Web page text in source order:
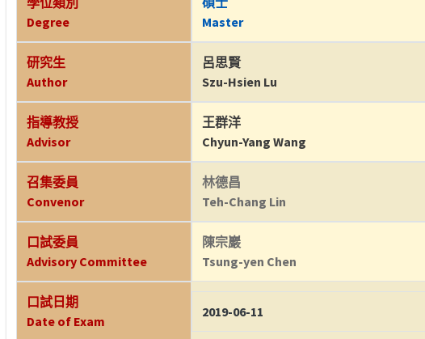
Degree
Master
研究生
Author
呂思賢
Szu-Hsien Lu
指導教授
Advisor
王群洋
Chyun-Yang Wang
召集委員
Convenor
林德昌
Teh-Chang Lin
口試委員
Advisory Committee
陳宗巖
Tsung-yen Chen
口試日期
Date of Exam
2019-06-11